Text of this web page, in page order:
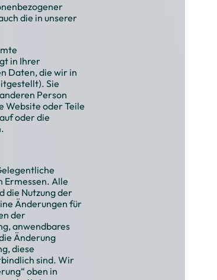
die in unserer
in Ihrer
Daten, die wir in
Sie
Person
Website oder Teile
oder die
Ermessen. Alle
die Nutzung der
Änderungen für
der
anwendbares
Änderung
diese
sind. Wir
oben in